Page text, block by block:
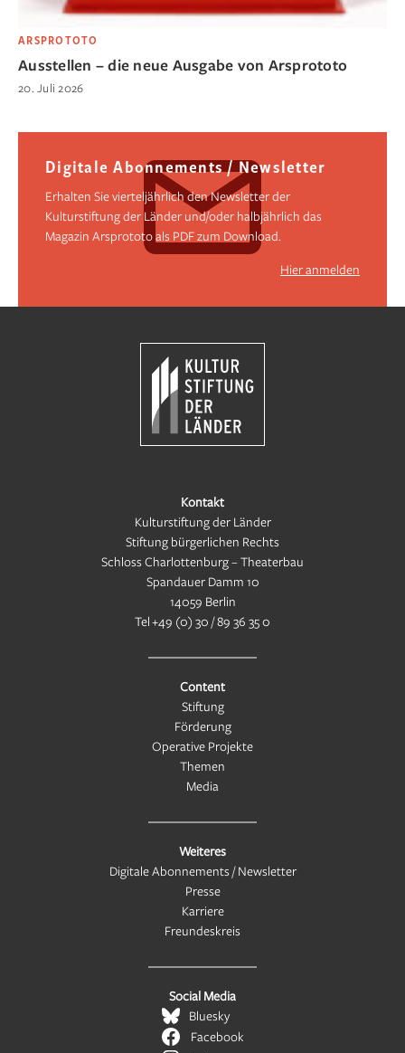
ARSPROTOTO
Ausstellen – die neue Ausgabe von Arsprototo
20. Juli 2026
Digitale Abonnements / Newsletter
Erhalten Sie vierteljährlich den Newsletter der
Kulturstiftung der Länder und/oder halbjährlich das
Magazin Arsprototo als PDF zum Download.
Hier anmelden
Kontakt
Kulturstiftung der Länder
Stiftung bürgerlichen Rechts
Schloss Charlottenburg – Theaterbau
Spandauer Damm 10
14059 Berlin
Tel+49 (0) 30 / 89 36 35 0
Content
Stiftung
Förderung
Operative Projekte
Themen
Media
Weiteres
Digitale Abonnements / Newsletter
Presse
Karriere
Freundeskreis
Social Media
Bluesky
Facebook